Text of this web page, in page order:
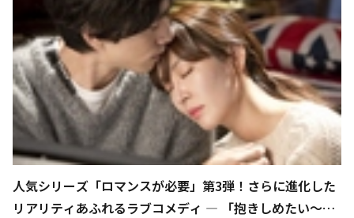
人気シリーズ「ロマンスが必要」第3弾！さらに進化した
リアリティあふれるラブコメディ ― 「抱きしめたい～ロ